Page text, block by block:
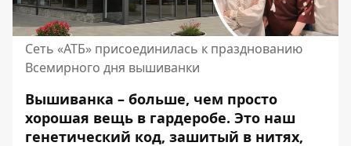
Сеть «АТБ» присоединилась к празднованию
Всемирного дня вышиванки
Вышиванка – больше, чем просто
хорошая вещь в гардеробе. Это наш
генетический код, зашитый в нитях,